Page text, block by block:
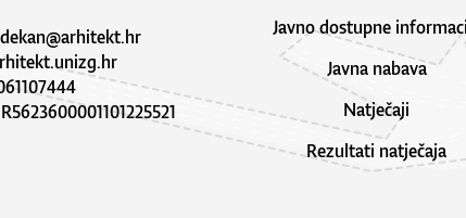
dekan@arhitekt.hr
Javno dostupne
Javna nabava
Natječaji
Rezultati natječaja